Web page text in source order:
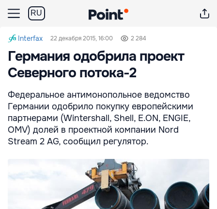
RU
Interfax 22 декабря 2015, 16:00 2 284
Германия одобрила проект
Северного потока-2
Федеральное антимонопольное ведомство
Германии одобрило покупку европейскими
партнерами (Wintershall, Shell, E.ON, ENGIE,
OMV) долей в проектной компании Nord
Stream 2 AG, сообщил регулятор.